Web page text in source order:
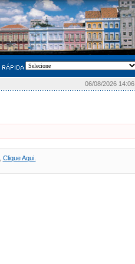
06/08/2026 14:06
Clique Aqui.